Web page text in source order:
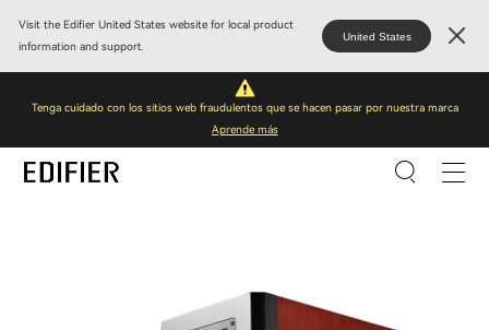
Visit the Edifier United States website for local product
information and support.
United States
Tenga cuidado con los sitios web fraudulentos que se hacen pasar por nuestra marca
Aprende más